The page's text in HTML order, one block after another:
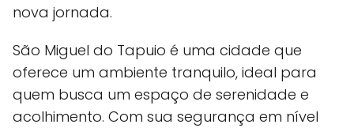
nova jornada.
São Miguel do Tapuio é uma cidade que
oferece um ambiente tranquilo, ideal para
quem busca um espaço de serenidade e
acolhimento. Com sua segurança em nível